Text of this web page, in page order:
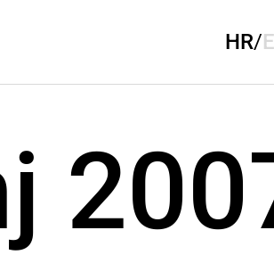
HR/